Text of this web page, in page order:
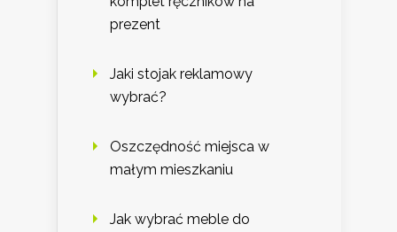
prezent
Jaki stojak reklamowy
wybrać?
Oszczędność miejsca w
małym mieszkaniu
Jak wybrać meble do